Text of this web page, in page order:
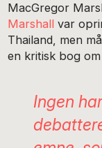
MacGregor
Marshall var
Thailand, men
en kritisk bog
Ingen